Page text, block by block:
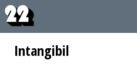
Intangibil